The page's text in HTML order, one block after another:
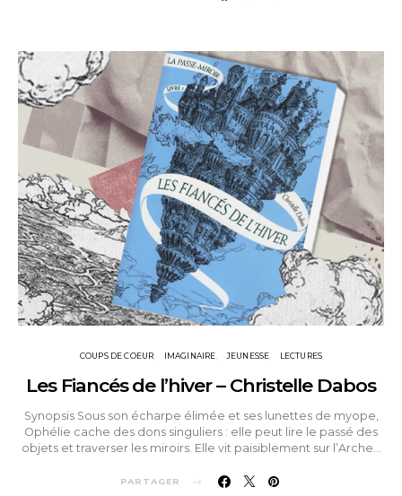
COUPS DE COEUR IMAGINAIRE JEUNESSE LECTURES
Les Fiancés de l’hiver – Christelle Dabos
Synopsis Sous son écharpe élimée et ses lunettes de myope,
Ophélie cache des dons singuliers : elle peut lire le passé des
objets et traverser les miroirs. Elle vit paisiblement sur l’Arche…
PARTAGER